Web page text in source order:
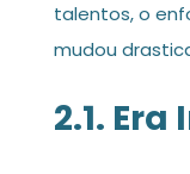
talentos, o
mudou
2.1.